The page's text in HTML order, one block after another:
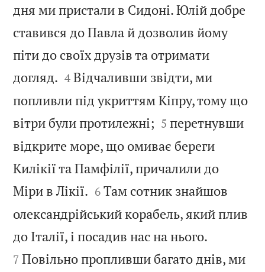
дня ми пристали в Сидоні. Юлій добре
ставився до Павла й дозволив йому
піти до своїх друзів та отримати
догляд. 

4 Відчаливши звідти, ми
попливли під укриттям Кіпру, тому що
вітри були протилежні; 

5 перетнувши
відкрите море, що омиває береги
Килікії та Памфілії, причалили до
Міри в Лікії. 

6 Там сотник знайшов
олександрійський корабель, який плив
до Італії, і посадив нас на нього.
7 Повільно пропливши багато днів, ми